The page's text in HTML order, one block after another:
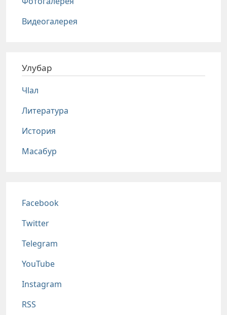
Видеогалерея
Улубар
Чlал
Литература
История
Масабур
Соц сети
Facebook
Twitter
Telegram
YouTube
Instagram
RSS